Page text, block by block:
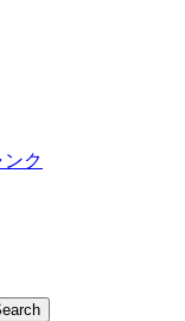
ク